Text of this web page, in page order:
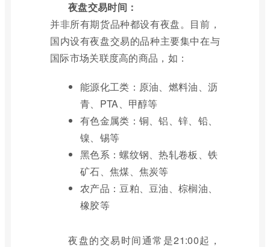
夜盘交易时间：
并非所有期货品种都设有夜盘。目前，
国内设有夜盘交易的品种主要集中在与
国际市场关联度高的商品，如：
能源化工类：原油、燃料油、沥
青、PTA、甲醇等
有色金属类：铜、铝、锌、铅、
镍、锡等
黑色系：螺纹钢、热轧卷板、铁
矿石、焦煤、焦炭等
农产品：豆粕、豆油、棕榈油、
橡胶等
夜盘的交易时间通常是21:00起，